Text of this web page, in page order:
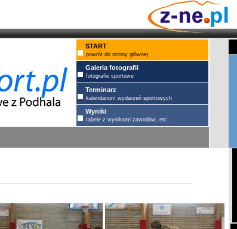
START
powrót do strony głównej
Galeria fotografii
fotografie sportowe
Terminarz
kalendarium wydarzeń sportowych
Wyniki
tabele z wynikami zawodów, etc...